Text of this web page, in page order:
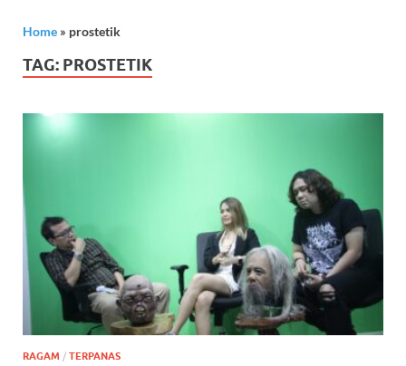
Home » prostetik
TAG: PROSTETIK
RAGAM / TERPANAS